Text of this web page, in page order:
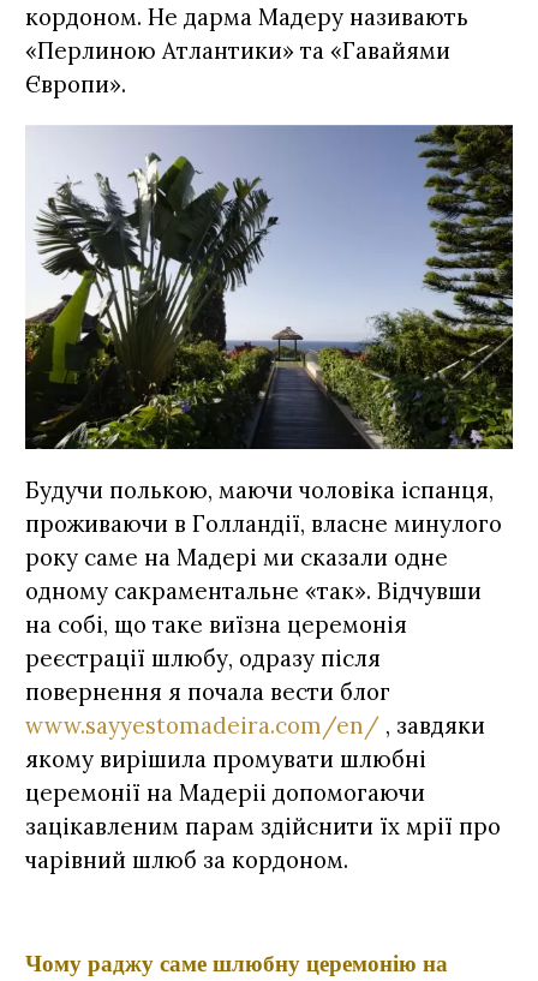
кордоном. Не дарма Мадеру називають
«Перлиною Атлантики» та «Гавайями
Європи».
Будучи полькою, маючи чоловіка іспанця,
проживаючи в Голландії, власне минулого
року саме на Мадері ми сказали одне
одному сакраментальне «так». Відчувши
на собі, що таке виїзна церемонія
реєстрації шлюбу, одразу після
повернення я почала вести блог
www.sayyestomadeira.com/en/ , завдяки
якому вирішила промувати шлюбні
церемонії на Мадеріі допомогаючи
зацікавленим парам здійснити їх мрії про
чарівний шлюб за кордоном.
Чому раджу саме шлюбну церемонію на